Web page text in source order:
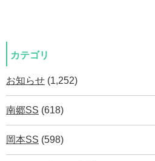
カテゴリ
お知らせ (1,252)
南郷SS (618)
岡本SS (598)